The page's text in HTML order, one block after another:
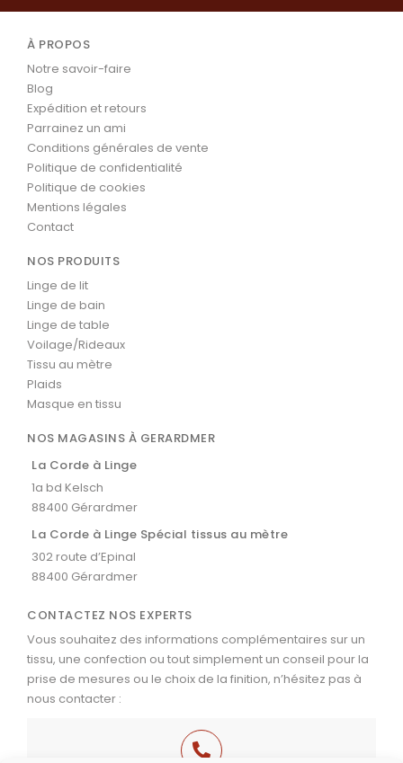
À PROPOS
Notre savoir-faire
Blog
Expédition et retours
Parrainez un ami
Conditions générales de vente
Politique de confidentialité
Politique de cookies
Mentions légales
Contact
NOS PRODUITS
Linge de lit
Linge de bain
Linge de table
Voilage/Rideaux
Tissu au mètre
Plaids
Masque en tissu
NOS MAGASINS À GERARDMER
La Corde à Linge
1a bd Kelsch
88400 Gérardmer
La Corde à Linge Spécial tissus au mètre
302 route d’Epinal
88400 Gérardmer
CONTACTEZ NOS EXPERTS
Vous souhaitez des informations complémentaires sur un
tissu, une confection ou tout simplement un conseil pour la
prise de mesures ou le choix de la finition, n’hésitez pas à
nous contacter :